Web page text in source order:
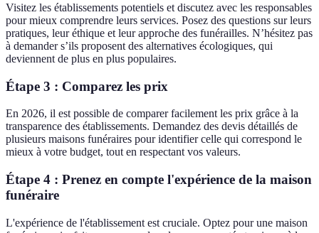
Visitez les établissements potentiels et discutez avec les responsables
pour mieux comprendre leurs services. Posez des questions sur leurs
pratiques, leur éthique et leur approche des funérailles. N’hésitez pas
à demander s’ils proposent des alternatives écologiques, qui
deviennent de plus en plus populaires.
Étape 3 : Comparez les prix
En 2026, il est possible de comparer facilement les prix grâce à la
transparence des établissements. Demandez des devis détaillés de
plusieurs maisons funéraires pour identifier celle qui correspond le
mieux à votre budget, tout en respectant vos valeurs.
Étape 4 : Prenez en compte l'expérience de la maison
funéraire
L'expérience de l'établissement est cruciale. Optez pour une maison